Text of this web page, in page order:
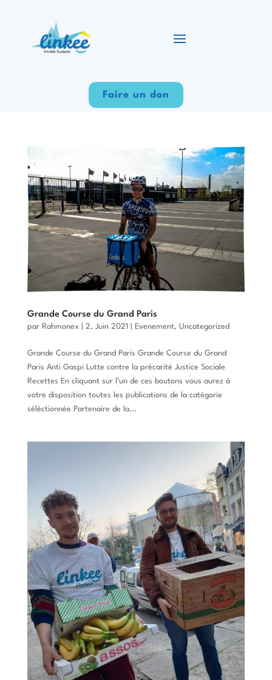
Faire un don
Grande Course du Grand Paris
par Rahmonex| 2, Juin 2021 Evenement, Uncategorized
Grande Course du Grand Paris Grande Course du Grand
Paris Anti Gaspi Lutte contre la précarité Justice Sociale
Recettes En cliquant sur l’un de ces boutons vous aurez à
votre disposition toutes les publications de la catégorie
séléctionnée Partenaire de la...